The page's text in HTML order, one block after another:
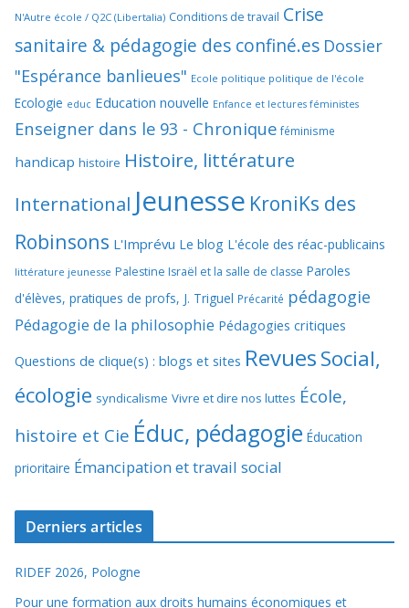
N'Autre école / Q2C (Libertalia) Conditions de travail Crise
sanitaire & pédagogie des confiné.es Dossier
"Espérance banlieues" Ecole politique politique de l'école
Ecologie educ Education nouvelle Enfance et lectures féministes
Enseigner dans le 93 - Chronique féminisme
handicap histoire Histoire, littérature
International Jeunesse KroniKs des
Robinsons L'Imprévu Le blog L'école des réac-publicains
littérature jeunesse Palestine Israël et la salle de classe Paroles
d'élèves, pratiques de profs, J. Triguel Précarité pédagogie
Pédagogie de la philosophie Pédagogies critiques
Questions de clique(s) : blogs et sites RevuesSocial,
écologie syndicalisme Vivre et dire nos luttes École,
histoire et Cie Éduc, pédagogie Éducation
prioritaire Émancipation et travail social
Derniers articles
RIDEF 2026, Pologne
Pour une formation aux droits humains économiques et